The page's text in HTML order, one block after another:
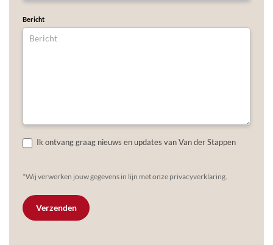
Bericht
Ik ontvang graag nieuws en updates van Van der Stappen
*Wij verwerken jouw gegevens in lijn met onze privacyverklaring.
Verzenden